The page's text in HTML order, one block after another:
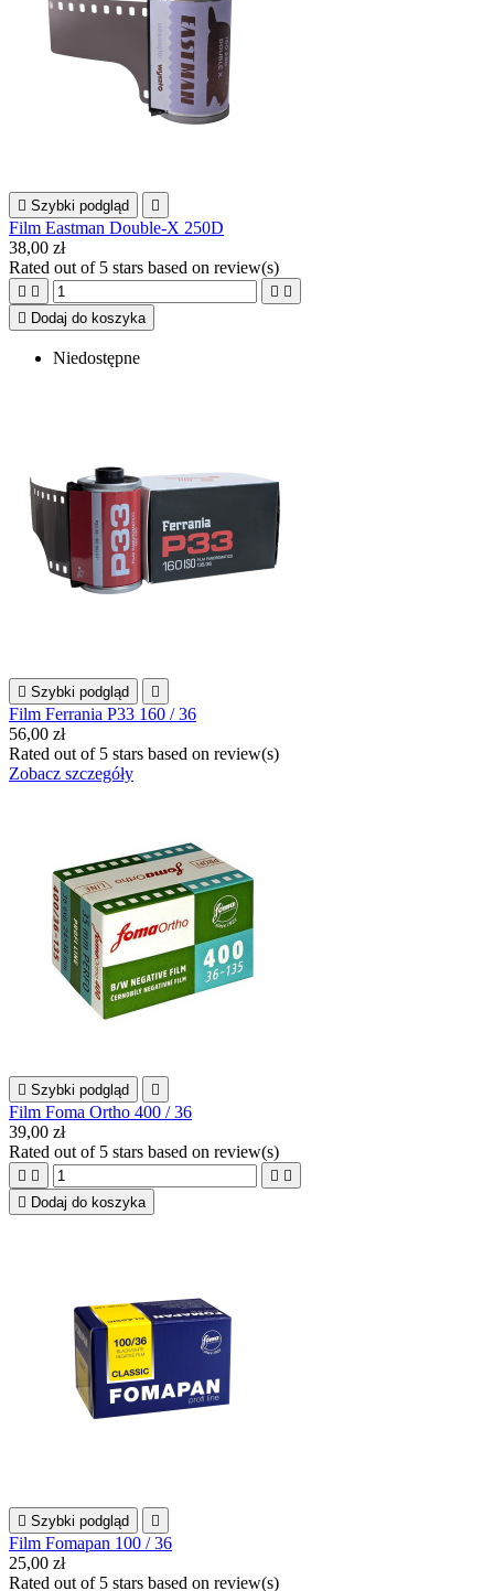
 Szybki podgląd 
Film Eastman Double-X 250D
38,00 zł
Rated out of 5 stars based on review(s)
   
 Dodaj do koszyka
Niedostępne
 Szybki podgląd 
Film Ferrania P33 160 / 36
56,00 zł
Rated out of 5 stars based on review(s)
Zobacz szczegóły
 Szybki podgląd 
Film Foma Ortho 400 / 36
39,00 zł
Rated out of 5 stars based on review(s)
   
 Dodaj do koszyka
 Szybki podgląd 
Film Fomapan 100 / 36
25,00 zł
Rated out of 5 stars based on review(s)